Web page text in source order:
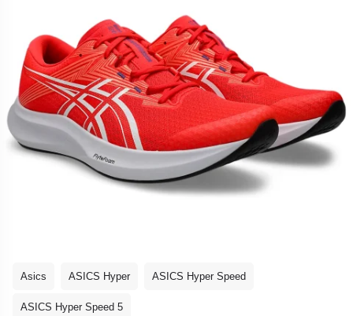
Asics ASICS Hyper ASICS Hyper Speed
ASICS Hyper Speed 5